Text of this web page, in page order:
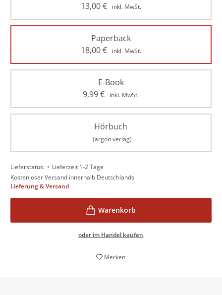
13,00€ inkl. MwSt.
Paperback
18,00€ inkl. MwSt.
E-Book
9,99€ inkl. MwSt.
Hörbuch
(argon verlag)
Lieferstatus: • Lieferzeit 1-2 Tage
Kostenloser Versand innerhalb Deutschlands
Lieferung & Versand
oder im Handel kaufen
Merken